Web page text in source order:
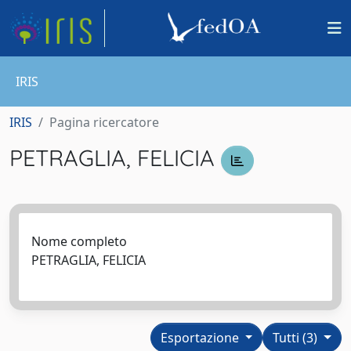
IRIS
IRIS Pagina ricercatore
PETRAGLIA, FELICIA
Nome completo
PETRAGLIA, FELICIA
Tutti (3)
Esportazione